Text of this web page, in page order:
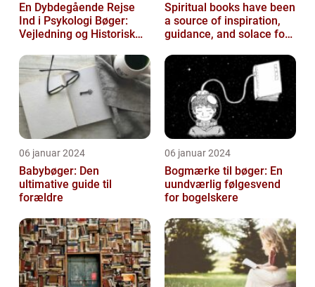
En Dybdegående Rejse
Ind i Psykologi Bøger:
Vejledning og Historisk
Spiritual books have been
a source of inspiration,
guidance, and solace for
h...
06 januar 2024
Babybøger: Den
ultimative guide til
forældre
06 januar 2024
Bogmærke til bøger: En
uundværlig følgesvend
for bogelskere